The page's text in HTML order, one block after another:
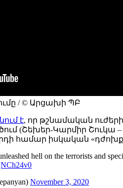
/ © Արցախի ՊԲ
է, որ թշնամական
(Շեխեր-Կարմիր Շուկա
համար իսկական «դժոխք»
hell on the terrorists and
November 3, 2020